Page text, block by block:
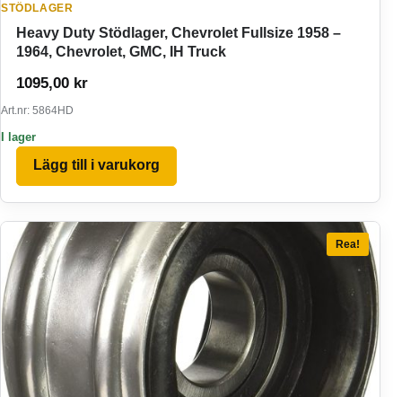
STÖDLAGER
Heavy Duty Stödlager, Chevrolet Fullsize 1958 –
1964, Chevrolet, GMC, IH Truck
1095,00 kr
Art.nr: 5864HD
I lager
Lägg till i varukorg
Rea!